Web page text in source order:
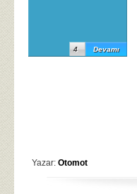
Devamı
4
Yazar: Otomot